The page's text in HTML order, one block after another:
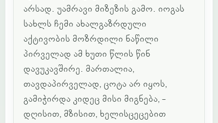
არსად. უამრავი მიზეზის გამო. იოგას
სახლს ჩემი ახალგაზრდული
აქტივობის მოზრდილი ნაწილი
პირველად ამ ხუთი წლის წინ
დავუკავშირე. მართალია,
თავდაპირველად, ცოტა არ იყოს,
გამიჭირდა კიდეც მისი მიგნება, -
დღისით, მზისით, ხელისცეცებით